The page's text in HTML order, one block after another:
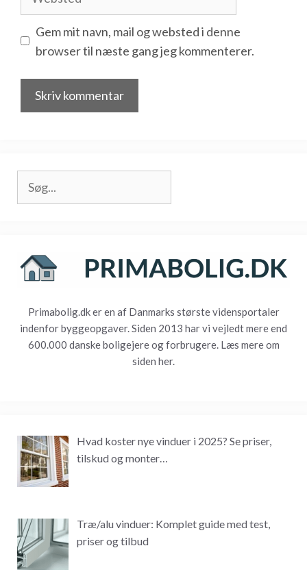
Gem mit navn, mail og websted i denne
browser til næste gang jeg kommenterer.
Primabolig.dk er en af Danmarks største vidensportaler
indenfor byggeopgaver. Siden 2013 har vi vejledt mere end
600.000 danske boligejere og forbrugere. Læs mere om
siden her.
Hvad koster nye vinduer i 2025? Se priser,
tilskud og monter…
Træ/alu vinduer: Komplet guide med test,
priser og tilbud